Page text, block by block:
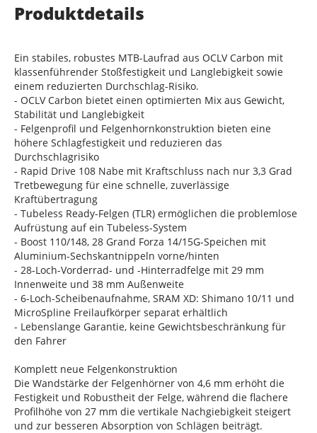
Produktdetails
Ein stabiles, robustes MTB-Laufrad aus OCLV Carbon mit
klassenführender Stoßfestigkeit und Langlebigkeit sowie
einem reduzierten Durchschlag-Risiko.
- OCLV Carbon bietet einen optimierten Mix aus Gewicht,
Stabilität und Langlebigkeit
- Felgenprofil und Felgenhornkonstruktion bieten eine
höhere Schlagfestigkeit und reduzieren das
Durchschlagrisiko
- Rapid Drive 108 Nabe mit Kraftschluss nach nur 3,3 Grad
Tretbewegung für eine schnelle, zuverlässige
Kraftübertragung
- Tubeless Ready-Felgen (TLR) ermöglichen die problemlose
Aufrüstung auf ein Tubeless-System
- Boost 110/148, 28 Grand Forza 14/15G-Speichen mit
Aluminium-Sechskantnippeln vorne/hinten
- 28-Loch-Vorderrad- und -Hinterradfelge mit 29 mm
Innenweite und 38 mm Außenweite
- 6-Loch-Scheibenaufnahme, SRAM XD: Shimano 10/11 und
MicroSpline Freilaufkörper separat erhältlich
- Lebenslange Garantie, keine Gewichtsbeschränkung für
den Fahrer
Komplett neue Felgenkonstruktion
Die Wandstärke der Felgenhörner von 4,6 mm erhöht die
Festigkeit und Robustheit der Felge, während die flachere
Profilhöhe von 27 mm die vertikale Nachgiebigkeit steigert
und zur besseren Absorption von Schlägen beiträgt.